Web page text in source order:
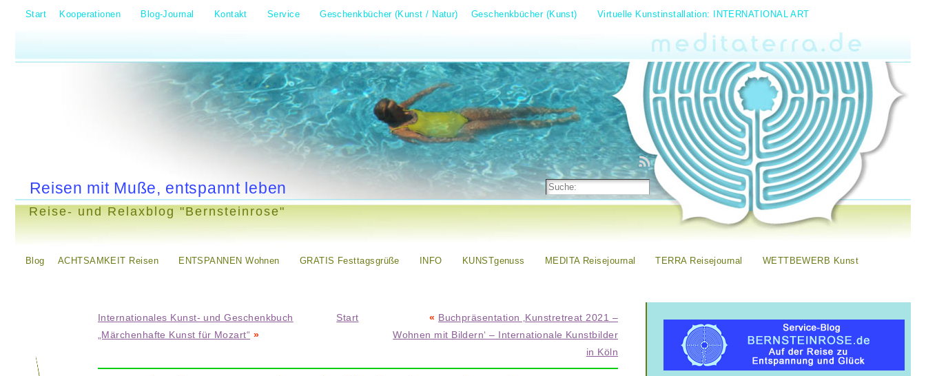
Start Kooperationen Blog-Journal Kontakt Service Geschenkbücher (Kunst / Natur) Geschenkbücher (Kunst) Virtuelle Kunstinstallation: INTERNATIONAL ART
Reisen mit Muße, entspannt leben
Reise- und Relaxblog "Bernsteinrose"
Blog ACHTSAMKEIT Reisen ENTSPANNEN Wohnen GRATIS Festtagsgrüße INFO KUNSTgenuss MEDITA Reisejournal TERRA Reisejournal WETTBEWERB Kunst
Internationales Kunst- und Geschenkbuch
„Märchenhafte Kunst für Mozart“ »
Start « Buchpräsentation ‚Kunstretreat 2021 –
Wohnen mit Bildern‘ – Internationale Kunstbilder
in Köln